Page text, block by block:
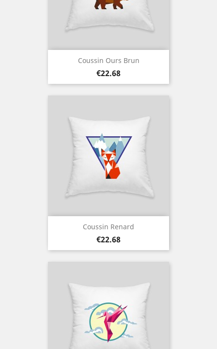
Coussin Ours Brun
Price
€22.68
Coussin Renard
Price
€22.68